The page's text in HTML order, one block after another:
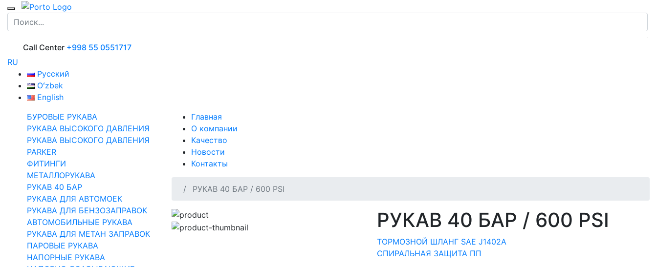
Call Center +998 55 0551717
RU
Русский
Oʻzbek
English
БУРОВЫЕ РУКАВА
РУКАВА ВЫСОКОГО ДАВЛЕНИЯ
РУКАВА ВЫСОКОГО ДАВЛЕНИЯ
PARKER
ФИТИНГИ
МЕТАЛЛОРУКАВА
РУКАВ 40 БАР
РУКАВА ДЛЯ АВТОМОЕК
РУКАВА ДЛЯ БЕНЗОЗАПРАВОК
АВТОМОБИЛЬНЫЕ РУКАВА
РУКАВА ДЛЯ МЕТАН ЗАПРАВОК
ПАРОВЫЕ РУКАВА
НАПОРНЫЕ РУКАВА
Главная
О компании
Качество
Новости
Контакты
РУКАВ 40 БАР / 600 PSI
РУКАВ 40 БАР / 600 PSI
ТОРМОЗНОЙ ШЛАНГ SAE J1402A
СПИРАЛЬНАЯ ЗАЩИТА ПП